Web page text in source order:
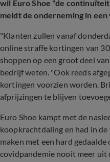
wil Euro Shoe "de
meldt de onderneming in
"Klanten zullen vanaf
online straffe kortingen van
shoppen op een groot deel
bedrijf weten. "Ook reeds
kortingen voorzien worden.
afprijzingen te blijven
Euro Shoe kampt met de
koopkrachtdaling en had in
maken met een hard
covidpandemie nooit meer uit